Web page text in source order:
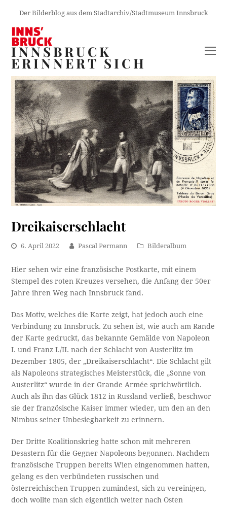
Der Bilderblog aus dem Stadtarchiv/Stadtmuseum Innsbruck
INNSBRUCK
ERINNERT SICH
Dreikaiserschlacht
6. April 2022 Pascal Permann Bilderalbum
Hier sehen wir eine französische Postkarte, mit einem
Stempel des roten Kreuzes versehen, die Anfang der 50er
Jahre ihren Weg nach Innsbruck fand.
Das Motiv, welches die Karte zeigt, hat jedoch auch eine
Verbindung zu Innsbruck. Zu sehen ist, wie auch am Rande
der Karte gedruckt, das bekannte Gemälde von Napoleon
I. und Franz I./II. nach der Schlacht von Austerlitz im
Dezember 1805, der „Dreikaiserschlacht“. Die Schlacht gilt
als Napoleons strategisches Meisterstück, die „Sonne von
Austerlitz“ wurde in der Grande Armée sprichwörtlich.
Auch als ihn das Glück 1812 in Russland verließ, beschwor
sie der französische Kaiser immer wieder, um den an den
Nimbus seiner Unbesiegbarkeit zu erinnern.
Der Dritte Koalitionskrieg hatte schon mit mehreren
Desastern für die Gegner Napoleons begonnen. Nachdem
französische Truppen bereits Wien eingenommen hatten,
gelang es den verbündeten russischen und
österreichischen Truppen zumindest, sich zu vereinigen,
doch wollte man sich eigentlich weiter nach Osten